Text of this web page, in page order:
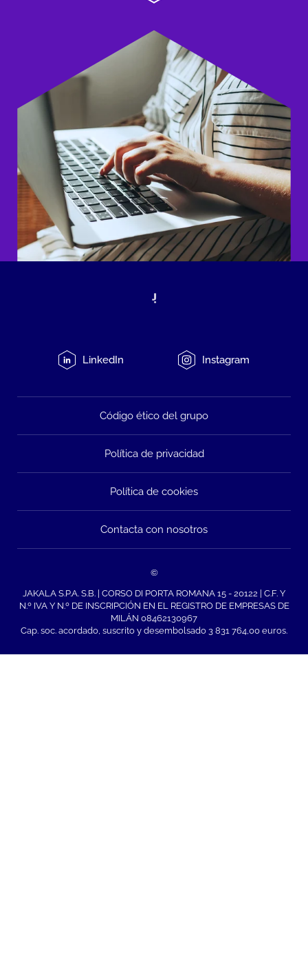
LinkedIn Instagram
Código ético del grupo
Política de privacidad
Política de cookies
Contacta con nosotros
©
JAKALA S.P.A. S.B. | CORSO DI PORTA ROMANA 15 - 20122 | C.F. Y
N.º IVA Y N.º DE INSCRIPCIÓN EN EL REGISTRO DE EMPRESAS DE
MILÁN 08462130967
Cap. soc. acordado, suscrito y desembolsado 3 831 764,00 euros.